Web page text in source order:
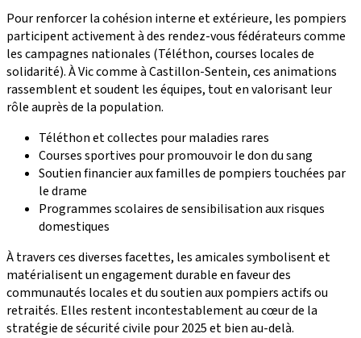
Pour renforcer la cohésion interne et extérieure, les pompiers
participent activement à des rendez-vous fédérateurs comme
les campagnes nationales (Téléthon, courses locales de
solidarité). À Vic comme à Castillon-Sentein, ces animations
rassemblent et soudent les équipes, tout en valorisant leur
rôle auprès de la population.
Téléthon et collectes pour maladies rares
Courses sportives pour promouvoir le don du sang
Soutien financier aux familles de pompiers touchées par
le drame
Programmes scolaires de sensibilisation aux risques
domestiques
À travers ces diverses facettes, les amicales symbolisent et
matérialisent un engagement durable en faveur des
communautés locales et du soutien aux pompiers actifs ou
retraités. Elles restent incontestablement au cœur de la
stratégie de sécurité civile pour 2025 et bien au-delà.